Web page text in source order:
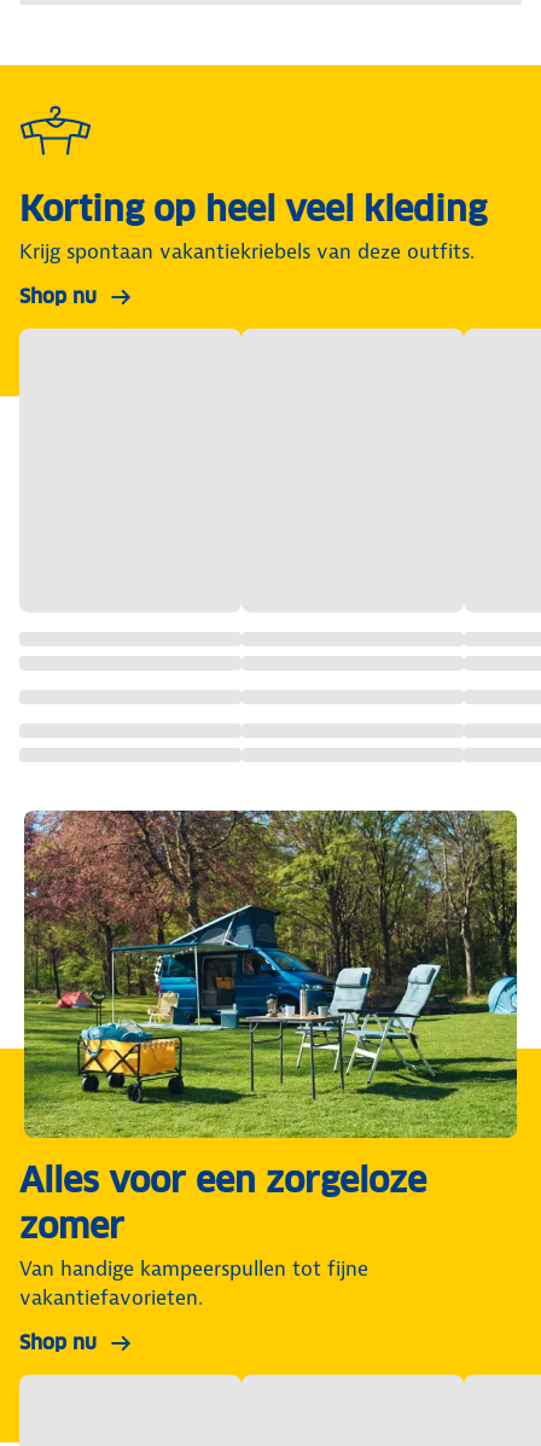
Korting op heel veel kleding
Krijg spontaan vakantiekriebels van deze outfits.
Shop nu
Alles voor een zorgeloze
zomer
Van handige kampeerspullen tot fijne
vakantiefavorieten.
Shop nu